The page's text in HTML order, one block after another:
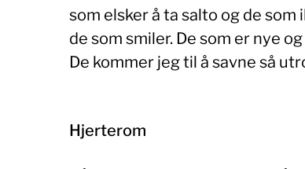
som elsker å ta salto og de som
de som smiler. De som er nye
De kommer jeg til å savne så
Hjerterom